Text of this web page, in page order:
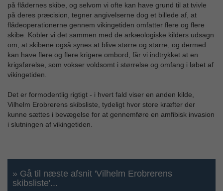
på flådernes skibe, og selvom vi ofte kan have grund til at tvivle
på deres præcision, tegner angivelserne dog et billede af, at
flådeoperationerne gennem vikingetiden omfatter flere og flere
skibe. Kobler vi det sammen med de arkæologiske kilders udsagn
om, at skibene også synes at blive større og større, og dermed
kan have flere og flere krigere ombord, får vi indtrykket at en
krigsførelse, som vokser voldsomt i størrelse og omfang i løbet af
vikingetiden.
Det er formodentlig rigtigt - i hvert fald viser en anden kilde,
Vilhelm Erobrerens skibsliste, tydeligt hvor store kræfter der
kunne sættes i bevægelse for at gennemføre en amfibisk invasion
i slutningen af vikingetiden.
» Gå til næste afsnit 'Vilhelm Erobrerens
skibsliste'...